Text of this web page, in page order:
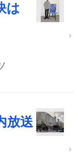
は
放送